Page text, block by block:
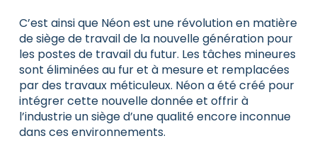
C’est ainsi que Néon est une révolution en matière
de siège de travail de la nouvelle génération pour
les postes de travail du futur. Les tâches mineures
sont éliminées au fur et à mesure et remplacées
par des travaux méticuleux. Néon a été créé pour
intégrer cette nouvelle donnée et offrir à
l’industrie un siège d’une qualité encore inconnue
dans ces environnements.